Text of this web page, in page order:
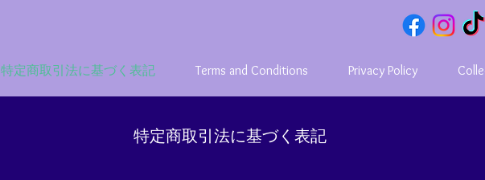
特定商取引法に基づく表記 Terms and Conditions Privacy Policy
特定商取引法に基づく表記